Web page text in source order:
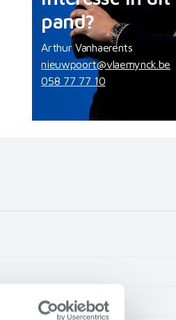
pand?
Arthur Vanhaerents
nieuwpoort@vlaemynck.be
058 77 77 10